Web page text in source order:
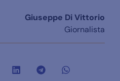
Giuseppe Di Vittorio
Giornalista